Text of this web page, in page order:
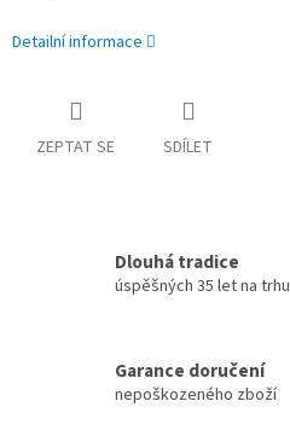
Detailní informace
ZEPTAT SE SDÍLET
Dlouhá tradice
úspěšných 35 let na trhu
Garance doručení
nepoškozeného zboží